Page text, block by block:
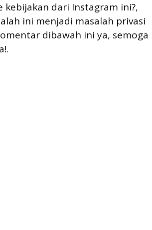
dari Instagram ini?,
ini menjadi masalah privasi
dibawah ini ya, semoga